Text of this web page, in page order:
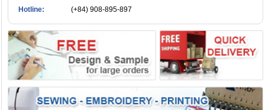
Hotline:
(+84) 908-895-897